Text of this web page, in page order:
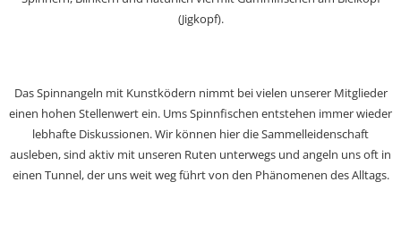
(Jigkopf).
Das Spinnangeln mit Kunstködern nimmt bei vielen unserer Mitglieder
einen hohen Stellenwert ein. Ums Spinnfischen entstehen immer wieder
lebhafte Diskussionen. Wir können hier die Sammelleidenschaft
ausleben, sind aktiv mit unseren Ruten unterwegs und angeln uns oft in
einen Tunnel, der uns weit weg führt von den Phänomenen des Alltags.